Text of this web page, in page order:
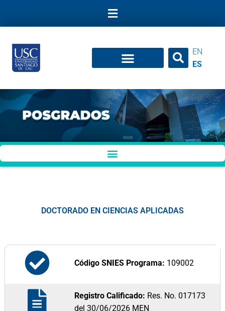
EN
ES
DOCTORADO EN CIENCIAS APLICADAS
Código SNIES Programa: 109002
Registro Calificado: Res. No. 017173
del 30/06/2026 MEN